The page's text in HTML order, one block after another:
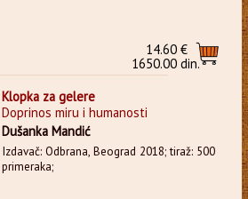
14.60 €
1650.00 din.
Klopka za gelere
Doprinos miru i humanosti
Dušanka Mandić
Izdavač: Odbrana, Beograd 2018; tiraž: 500
primeraka;